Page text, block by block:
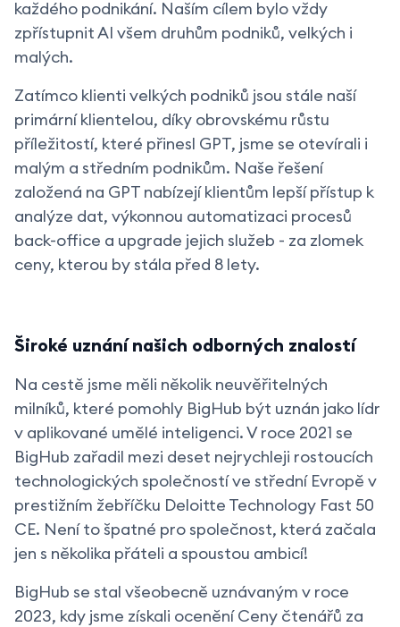
každého podnikání. Naším cílem bylo vždy
zpřístupnit AI všem druhům podniků, velkých i
malých.
Zatímco klienti velkých podniků jsou stále naší
primární klientelou, díky obrovskému růstu
příležitostí, které přinesl GPT, jsme se otevírali i
malým a středním podnikům. Naše řešení
založená na GPT nabízejí klientům lepší přístup k
analýze dat, výkonnou automatizaci procesů
back-office a upgrade jejich služeb - za zlomek
ceny, kterou by stála před 8 lety.
Široké uznání našich odborných znalostí
Na cestě jsme měli několik neuvěřitelných
milníků, které pomohly BigHub být uznán jako lídr
v aplikované umělé inteligenci. V roce 2021 se
BigHub zařadil mezi deset nejrychleji rostoucích
technologických společností ve střední Evropě v
prestižním žebříčku Deloitte Technology Fast 50
CE. Není to špatné pro společnost, která začala
jen s několika přáteli a spoustou ambicí!
BigHub se stal všeobecně uznávaným v roce
2023, kdy jsme získali ocenění Ceny čtenářů za